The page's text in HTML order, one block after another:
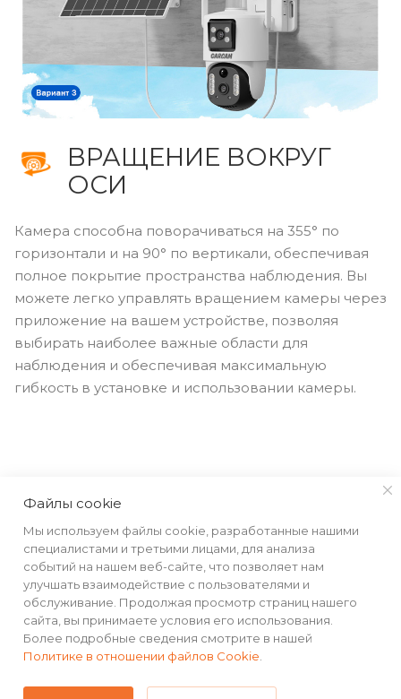
ВРАЩЕНИЕ ВОКРУГ
ОСИ
Камера способна поворачиваться на 355° по
горизонтали и на 90° по вертикали, обеспечивая
полное покрытие пространства наблюдения. Вы
можете легко управлять вращением камеры через
приложение на вашем устройстве, позволяя
выбирать наиболее важные области для
наблюдения и обеспечивая максимальную
гибкость в установке и использовании камеры.
КАТАЛОГ
РЕКВИЗИТЫ
ПОМОЩЬ
Файлы cookie
Мы используем файлы cookie, разработанные нашими
специалистами и третьими лицами, для анализа
событий на нашем веб-сайте, что позволяет нам
улучшать взаимодействие с пользователями и
обслуживание. Продолжая просмотр страниц нашего
сайта, вы принимаете условия его использования.
Более подробные сведения смотрите в нашей
Политике в отношении файлов Cookie